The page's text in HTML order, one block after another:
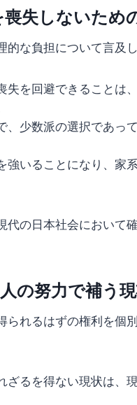
失しないため
な負担について言及し
を回避できることは
、少数派の選択であっ
いることになり、家
の日本社会において
の努力で補う
れるはずの権利を個
るを得ない現状は、